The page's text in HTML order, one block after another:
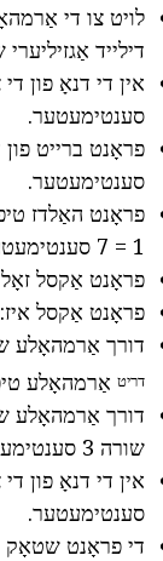
לויט צו די
דילייד אַגזיליערי שורה 3
סענטימעטער.
סענטימעטער.
1 = 7 סענטימעטער.
פראָנט אַקסל זאָל זיין
פראָנט אַקסל איז: צוריק
דורך אַרמהאָלע
דריט אַרמהאָלע טיפקייַט: 23/3 =
דורך אַרמהאָלע
שורה 3 סענטימעטער.
סענטימעטער.